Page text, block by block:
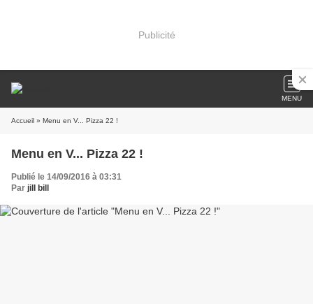
Publicité
MENU
Accueil » Menu en V... Pizza 22 !
Menu en V... Pizza 22 !
Publié le 14/09/2016 à 03:31
Par jill bill